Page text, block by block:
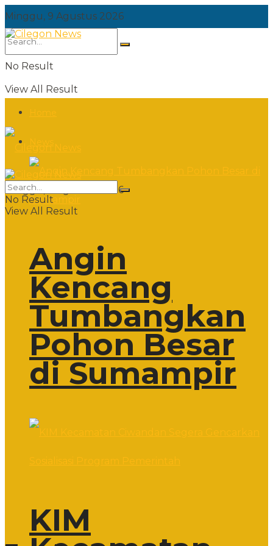
Minggu, 9 Agustus 2026
No Result
View All Result
Angin
Kencang
Tumbangkan
Pohon Besar
di Sumampir
KIM
Minggu, 9 Agustus 2026
No Result
View All Result